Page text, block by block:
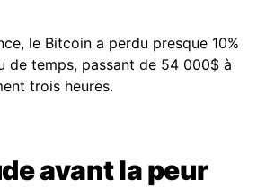
le Bitcoin a perdu presque 10%
de temps, passant de 54 000$ à
trois heures.
avant la peur